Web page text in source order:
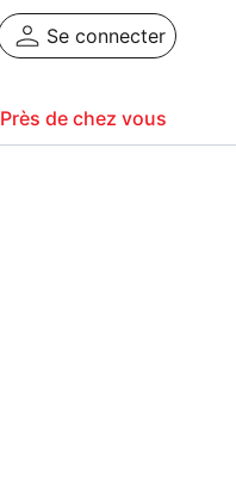
Se connecter
Près de chez vous